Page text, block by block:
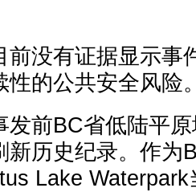
前没有证据显示事
性的公共安全风险
发前BC省低陆平
新历史纪录。作为
Lake